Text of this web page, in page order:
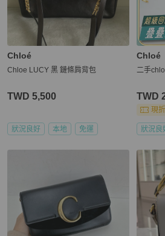
Chloé
Chloe LUCY 黑 鏈條肩背包
TWD 5,500
狀況良好 本地 免運
Chloé
二手
TWD
現
狀況良